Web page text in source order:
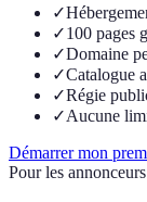
✓
✓100 pages
✓Domaine
✓Catalogue
✓Régie
✓Aucune
Démarrer mon
Pour les annonceurs